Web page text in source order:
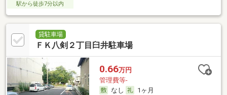
駅から徒歩7分以内
貸駐車場
ＦＫ八剣２丁目臼井駐車場
0.66万円
管理費等-
なし
1ヶ月